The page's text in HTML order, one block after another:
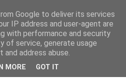
lekker als thuis
Google to deliver its services
IP address and user-agent are
with performance and security
of service, generate usage
address abuse.
MORE GOT IT